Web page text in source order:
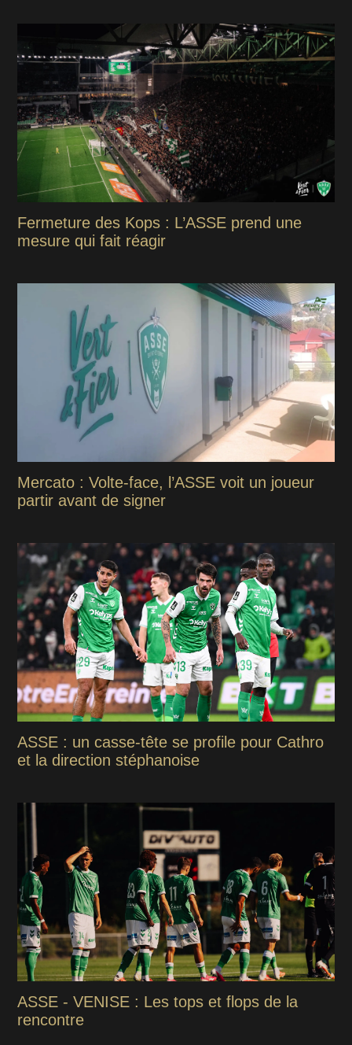
Fermeture des Kops : L’ASSE prend une
mesure qui fait réagir
Mercato : Volte-face, l’ASSE voit un joueur
partir avant de signer
ASSE : un casse-tête se profile pour Cathro
et la direction stéphanoise
ASSE - VENISE : Les tops et flops de la
rencontre